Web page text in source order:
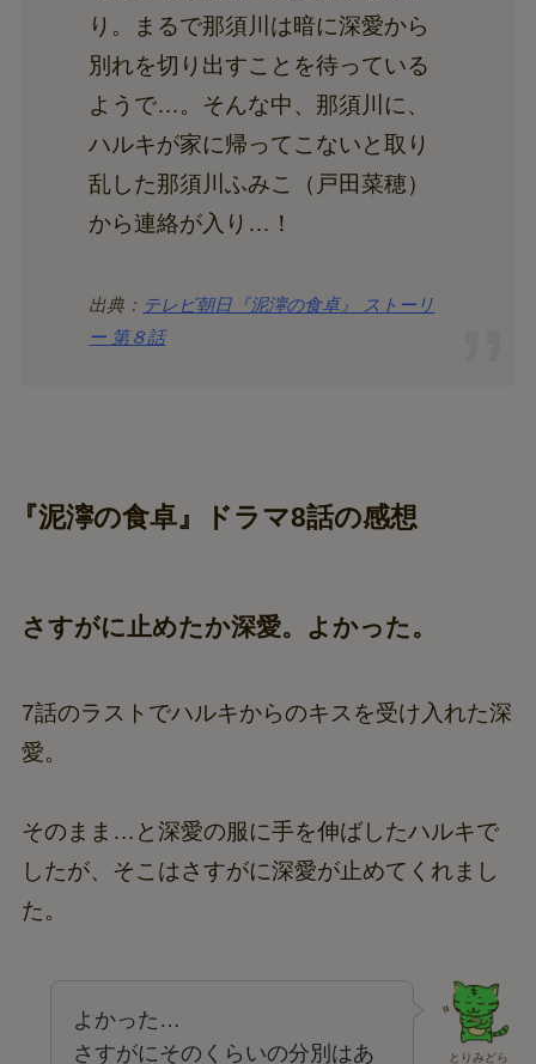
り。まるで那須川は暗に深愛から
別れを切り出すことを待っている
ようで…。そんな中、那須川に、
ハルキが家に帰ってこないと取り
乱した那須川ふみこ（戸田菜穂）
から連絡が入り…！
出典： テレビ朝日『泥濘の食卓』 ストーリ
ー 第８話
『泥濘の食卓』ドラマ8話の感想
さすがに止めたか深愛。よかった。
7話のラストでハルキからのキスを受け入れた深
愛。
そのまま…と深愛の服に手を伸ばしたハルキで
したが、そこはさすがに深愛が止めてくれまし
た。
とりみどら
よかった…
さすがにそのくらいの分別はあ